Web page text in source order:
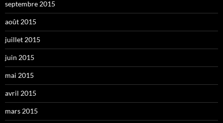
septembre 2015
août 2015
juillet 2015
juin 2015
mai 2015
avril 2015
mars 2015